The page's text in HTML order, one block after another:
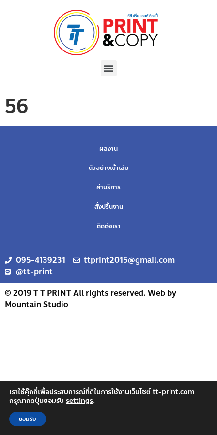
56
ผลงาน
ตัวอย่างเข้าเล่ม
ค่าบริการ
สั่งปริ้นงาน
ติดต่อเรา
095-4139231
ttprint2015@gmail.com
@tt-print
© 2019 T T PRINT All rights reserved. Web by
Mountain Studio
เราใช้คุ๊กกี้เพื่อประสบการณ์ที่ดีในการใช้งานเว็บไซต์ tt-print.com
กรุณากดปุ่มยอมรับ settings.
ยอมรับ